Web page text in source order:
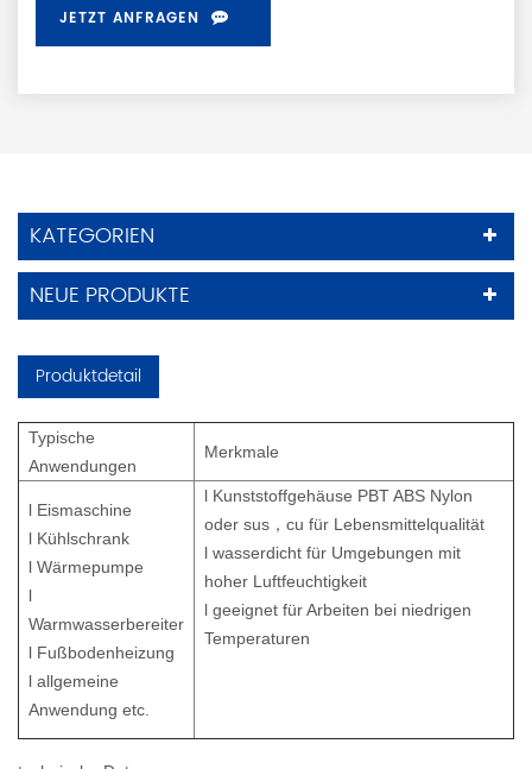
JETZT ANFRAGEN
KATEGORIEN
NEUE PRODUKTE
Produktdetail
Typische
Anwendungen
Merkmale
l Eismaschine
l Kühlschrank
l Wärmepumpe
l
Warmwasserbereiter
l Fußbodenheizung
l allgemeine
Anwendung etc.
l Kunststoffgehäuse PBT ABS Nylon
oder sus，cu für Lebensmittelqualität
l wasserdicht für Umgebungen mit
hoher Luftfeuchtigkeit
l geeignet für Arbeiten bei niedrigen
Temperaturen